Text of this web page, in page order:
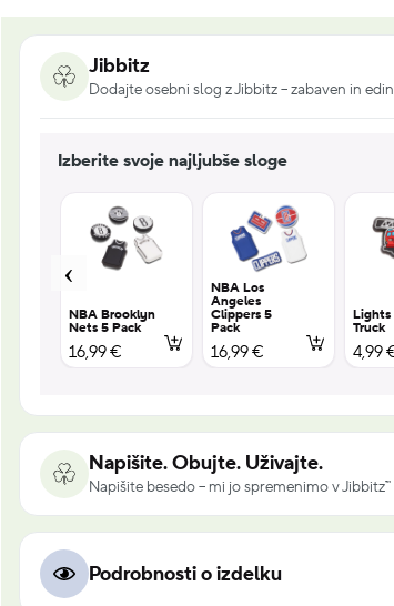
Jibbitz
Dodajte osebni slog z Jibbitz – zabaven in
Izberite svoje najljubše sloge
NBA Brooklyn
Nets 5 Pack
16,99 €
NBA Los
Angeles
Clippers 5
Pack
16,99 €
Lights
Truck
4,99
Napišite. Obujte. Uživajte.
Napišite besedo – mi jo spremenimo v Jibbitz™
Podrobnosti o izdelku